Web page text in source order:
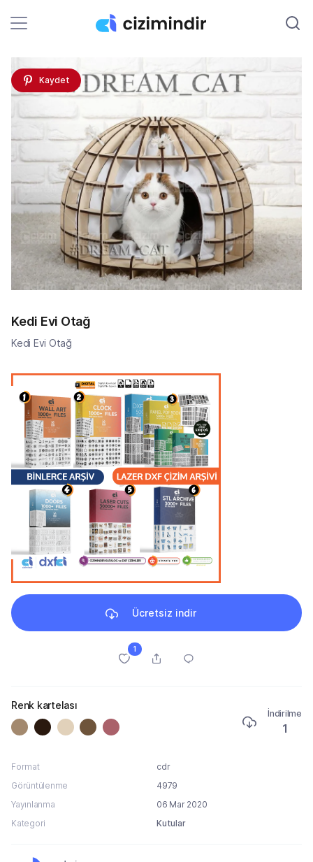
Kaydet
Kedi Evi Otağ
Kedi Evi Otağ
Ücretsiz indir
1
Renk kartelası
İndirilme
1
Format
cdr
Görüntülenme
4979
Yayınlanma
06 Mar 2020
Kategori
Kutular